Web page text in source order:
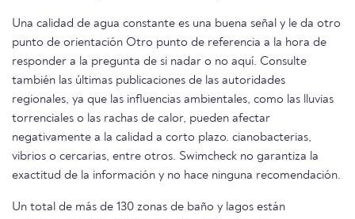
Una calidad de agua constante es una buena señal y le da otro
punto de orientación Otro punto de referencia a la hora de
responder a la pregunta de si nadar o no aquí. Consulte
también las últimas publicaciones de las autoridades
regionales, ya que las influencias ambientales, como las lluvias
torrenciales o las rachas de calor, pueden afectar
negativamente a la calidad a corto plazo. cianobacterias,
vibrios o cercarias, entre otros. Swimcheck no garantiza la
exactitud de la información y no hace ninguna recomendación.
Un total de más de 130 zonas de baño y lagos están